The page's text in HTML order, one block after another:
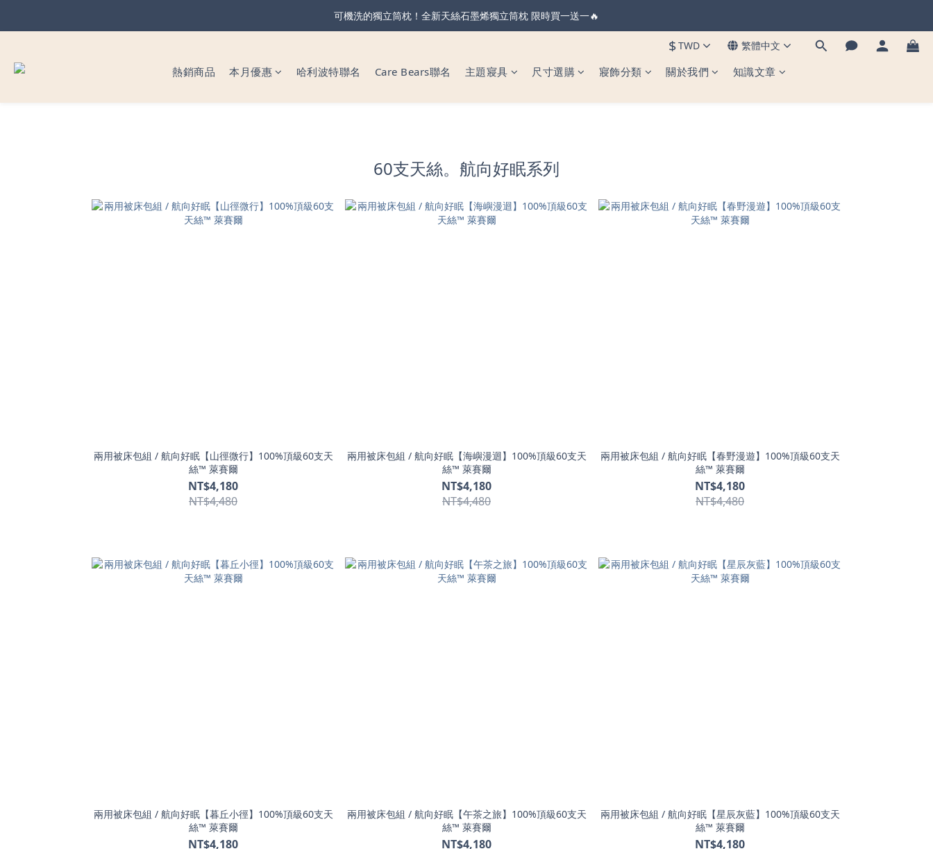
暖心父親節・天絲全系列＆純棉雙層紗 不限金額 享 88 折！現在下單 父親節前到貨 ✨
可機洗的獨立筒枕！全新天絲石墨烯獨立筒枕 限時買一送一🔥
$TWD 繁體中文
熱銷商品 本月優惠 哈利波特聯名 Care Bears聯名 主題寢具 尺寸選購 寢飾分類 關於我們 知識文章
60支天絲。航向好眠系列
兩用被床包組 / 航向好眠【山徑微行】100%頂級60支天
絲™ 萊賽爾
NT$4,180
NT$4,480
兩用被床包組 / 航向好眠【海嶼漫迴】100%頂級60支天
絲™ 萊賽爾
NT$4,180
NT$4,480
兩用被床包組 / 航向好眠【春野漫遊】100%頂級60支天
絲™ 萊賽爾
NT$4,180
NT$4,480
兩用被床包組 / 航向好眠【暮丘小徑】100%頂級60支天
絲™ 萊賽爾
NT$4,180
兩用被床包組 / 航向好眠【午茶之旅】100%頂級60支天
絲™ 萊賽爾
NT$4,180
兩用被床包組 / 航向好眠【星辰灰藍】100%頂級60支天
絲™ 萊賽爾
NT$4,180